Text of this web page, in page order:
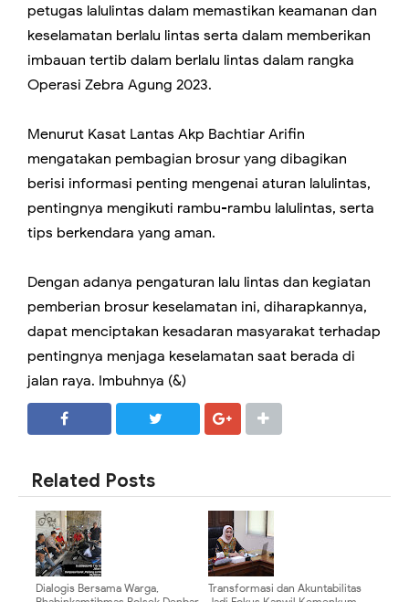
petugas lalulintas dalam memastikan keamanan dan
keselamatan berlalu lintas serta dalam memberikan
imbauan tertib dalam berlalu lintas dalam rangka
Operasi Zebra Agung 2023.
Menurut Kasat Lantas Akp Bachtiar Arifin
mengatakan pembagian brosur yang dibagikan
berisi informasi penting mengenai aturan lalulintas,
pentingnya mengikuti rambu-rambu lalulintas, serta
tips berkendara yang aman.
Dengan adanya pengaturan lalu lintas dan kegiatan
pemberian brosur keselamatan ini, diharapkannya,
dapat menciptakan kesadaran masyarakat terhadap
pentingnya menjaga keselamatan saat berada di
jalan raya. Imbuhnya (&)
Related Posts
Dialogis Bersama Warga,
Transformasi dan Akuntabilitas